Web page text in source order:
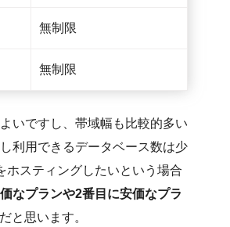
無制限
無制限
いですし、帯域幅も比較的多い
利用できるデータベース数は少
ホスティングしたいという場合
なプランや2番目に安価なプラ
と思います。